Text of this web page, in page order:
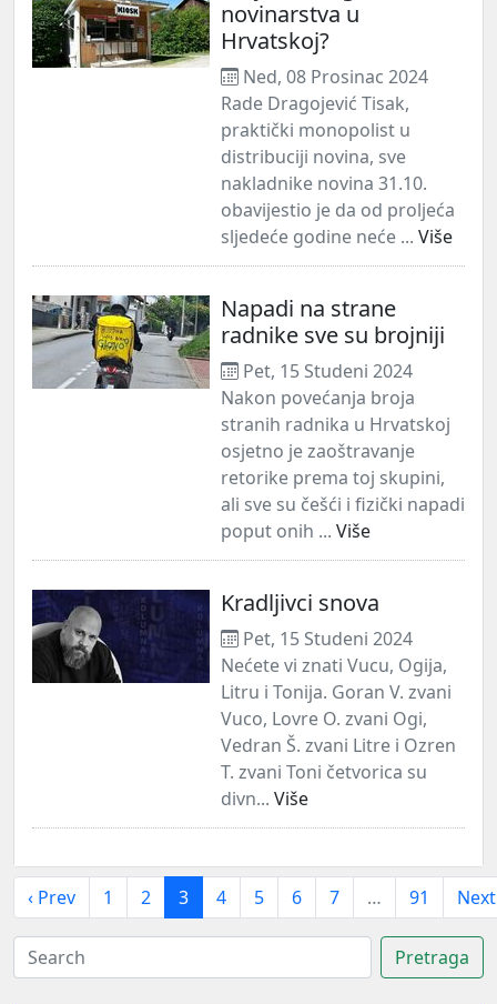
novinarstva u
Hrvatskoj?
Ned, 08 Prosinac 2024
Rade Dragojević Tisak,
praktički monopolist u
distribuciji novina, sve
nakladnike novina 31.10.
obavijestio je da od proljeća
sljedeće godine neće ... Više
Napadi na strane
radnike sve su brojniji
Pet, 15 Studeni 2024
Nakon povećanja broja
stranih radnika u Hrvatskoj
osjetno je zaoštravanje
retorike prema toj skupini,
ali sve su češći i fizički napadi
poput onih ... Više
Kradljivci snova
Pet, 15 Studeni 2024
Nećete vi znati Vucu, Ogija,
Litru i Tonija. Goran V. zvani
Vuco, Lovre O. zvani Ogi,
Vedran Š. zvani Litre i Ozren
T. zvani Toni četvorica su
divn... Više
‹ Prev 1 2 3 4 5 6 7 … 91 Next